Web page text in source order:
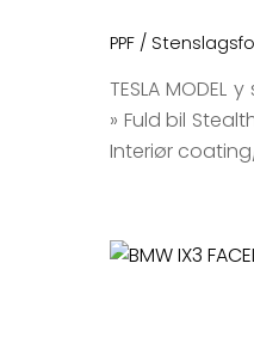
PPF /
TESLA MODEL
» Fuld bil
Interiør